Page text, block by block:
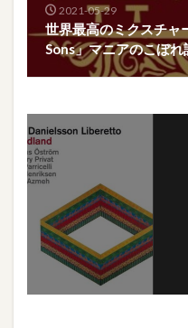
2021-05-29
世界最高のミクスチャ
Sons」マニアのこぼれ